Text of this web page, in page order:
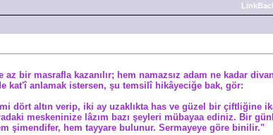
bir masrafla kazanılır; hem namazsız adam ne kadar
kat'î anlamak istersen, şu temsilî hikâyeciğe bak, gör:
dört altın verip, iki ay uzaklıkta has ve güzel bir çiftliğine
meskeninize lâzım bazı şeyleri mübayaa ediniz. Bir
şimendifer, hem tayyare bulunur. Sermayeye göre binilir."